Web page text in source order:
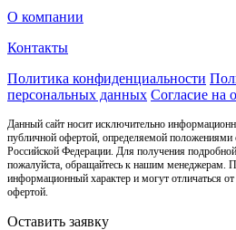
О компании
Контакты
Политика конфиденциальности
персональных данных Согласие на
Данный сайт носит исключительно
публичной офертой, определяемой положениями
Российской Федерации. Для получения
пожалуйста, обращайтесь к нашим менеджерам.
информационный характер и могут отличаться
офертой.
Оставить заявку